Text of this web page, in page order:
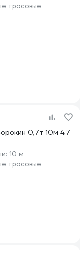
тросовые
0,7т 10м 4.7
10 м
тросовые